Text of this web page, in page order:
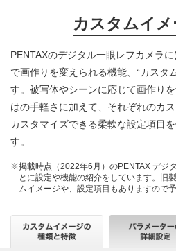
カスタムイ
PENTAXのデジタル一眼レフカメラ
で画作りを変えられる機能、“カスタ
す。被写体やシーンに応じて画作り
はの手軽さに加えて、それぞれのカ
カスタマイズできる柔軟な設定項目
す。
※掲載時点（2022年6月）のPENTAX デジ
とに設定や機能の紹介をしています。旧
ムイメージや、設定項目もありますので